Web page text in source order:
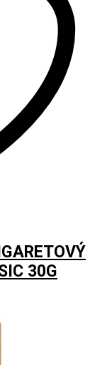
30G